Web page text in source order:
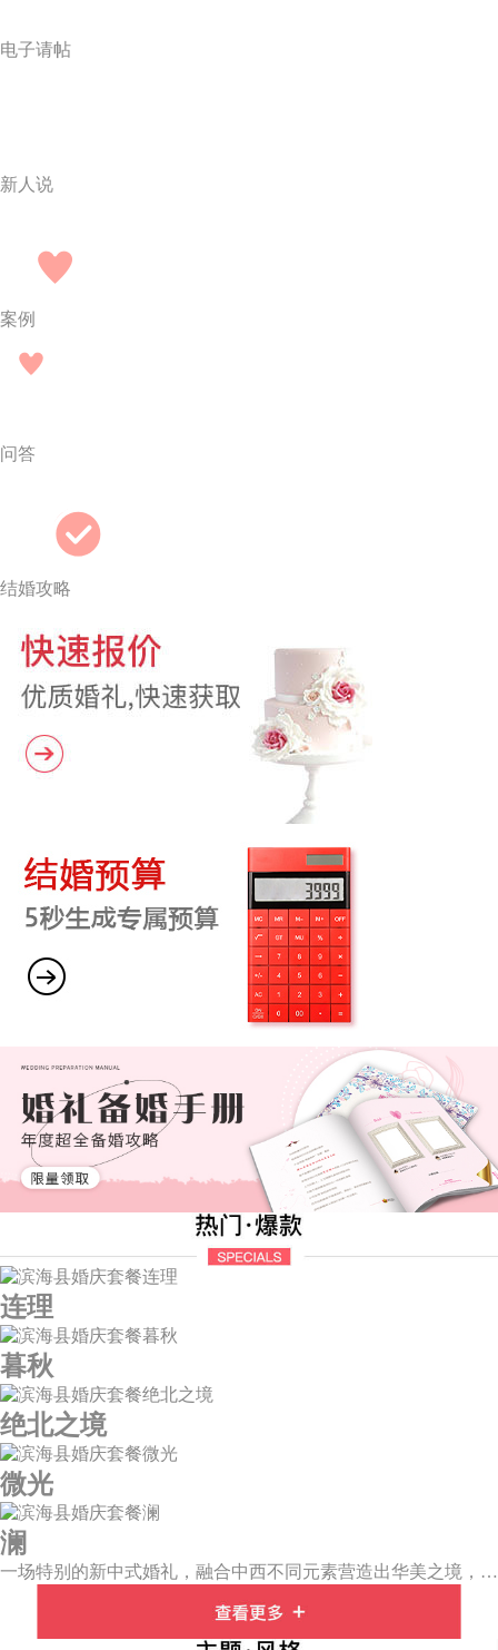
电子请帖
新人说
案例
问答
结婚攻略
连理
暮秋
绝北之境
微光
澜
一场特别的新中式婚礼，融合中西不同元素营造出华美之境，有庄严浪漫的西式证婚，也有含蓄深情的中式感恩，从古典到现代，从前世到今生，爱，隽永铭刻。